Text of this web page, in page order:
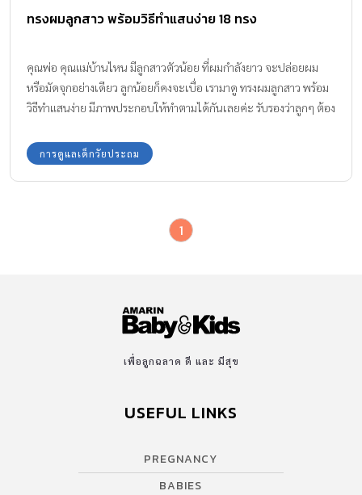
ทรงผมลูกสาว พร้อมวิธีทำแสนง่าย 18 ทรง
คุณพ่อ คุณแม่บ้านไหน มีลูกสาวตัวน้อย ที่ผมกำลังยาว จะปล่อยผม
หรือมัดจุกอย่างเดียว ลูกน้อยก็คงจะเบื่อ เรามาดู ทรงผมลูกสาว พร้อม
วิธีทำแสนง่าย มีภาพประกอบให้ทำตามได้กันเลยค่ะ รับรองว่าลูกๆ ต้อง
การดูแลเด็กวัยประถม
1
เพื่อลูกฉลาด ดี และ มีสุข
USEFUL LINKS
PREGNANCY
BABIES